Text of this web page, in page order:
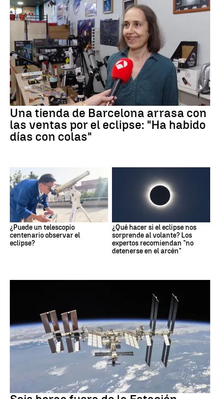
Una tienda de Barcelona arrasa con
las ventas por el eclipse: "Ha habido
días con colas"
¿Puede un telescopio
centenario observar el
eclipse?
¿Qué hacer si el eclipse nos
sorprende al volante? Los
expertos recomiendan "no
detenerse en el arcén"